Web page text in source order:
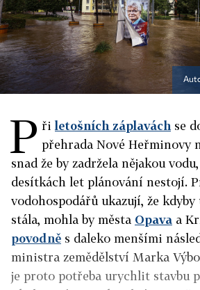
P ři letošních záplavách se
přehrada Nové Heřminovy
snad že by zadržela nějakou
desítkách let plánování nestojí.
vodohospodářů ukazují, že kdyby
stála, mohla by města Opava a
povodně s daleko menšími
ministra zemědělství Marka
je proto potřeba urychlit stavbu